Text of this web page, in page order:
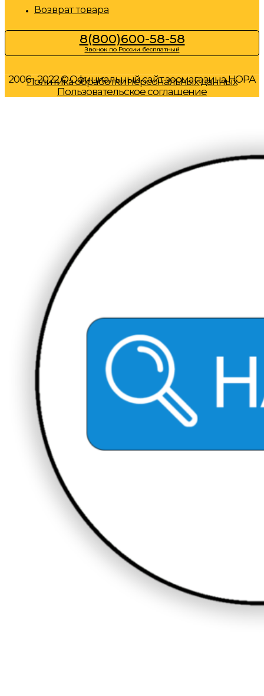
Возврат товара
8(800)600-58-58
Звонок по России бесплатный
2006 - 2022 © Официальный сайт зоомагазина НОРА
Политика обработки персональных данных
Пользовательское соглашение